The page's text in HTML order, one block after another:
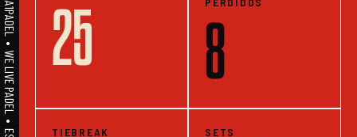
A1PADEL • WE LIVE PADEL • ESTADISTICAS 25 8
TIEBREAK
SETS